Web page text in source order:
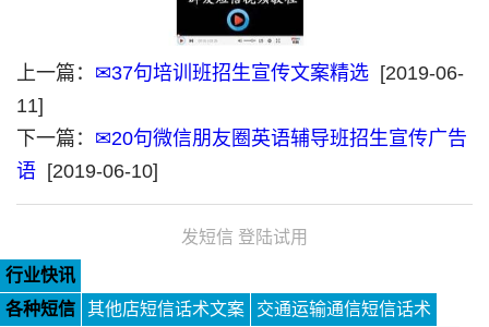
上一篇： ✉37句培训班招生宣传文案精选 [2019-06-
11]
下一篇： ✉20句微信朋友圈英语辅导班招生宣传广告
语 [2019-06-10]
发短信 登陆试用
行业快讯
各种短信
其他店短信话术文案
交通运输通信短信话术